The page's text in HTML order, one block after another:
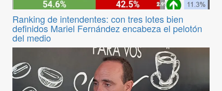
Ranking de intendentes: con tres lotes bien
definidos Mariel Fernández encabeza el pelotón
del medio